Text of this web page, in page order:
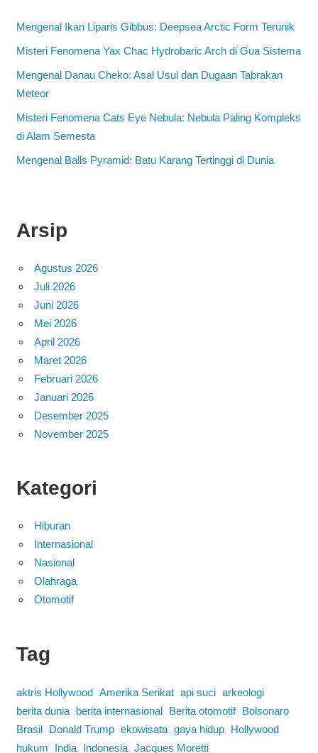
Mengenal Ikan Liparis Gibbus: Deepsea Arctic Form Terunik
Misteri Fenomena Yax Chac Hydrobaric Arch di Gua Sistema
Mengenal Danau Cheko: Asal Usul dan Dugaan Tabrakan
Meteor
Misteri Fenomena Cats Eye Nebula: Nebula Paling Kompleks
di Alam Semesta
Mengenal Balls Pyramid: Batu Karang Tertinggi di Dunia
Arsip
Agustus 2026
Juli 2026
Juni 2026
Mei 2026
April 2026
Maret 2026
Februari 2026
Januari 2026
Desember 2025
November 2025
Kategori
Hiburan
Internasional
Nasional
Olahraga
Otomotif
Tag
aktris Hollywood Amerika Serikat api suci arkeologi
berita dunia
berita internasional Berita otomotif
Bolsonaro
Brasil
Donald Trump ekowisata gaya hidup
Hollywood
hukum
India Indonesia Jacques Moretti